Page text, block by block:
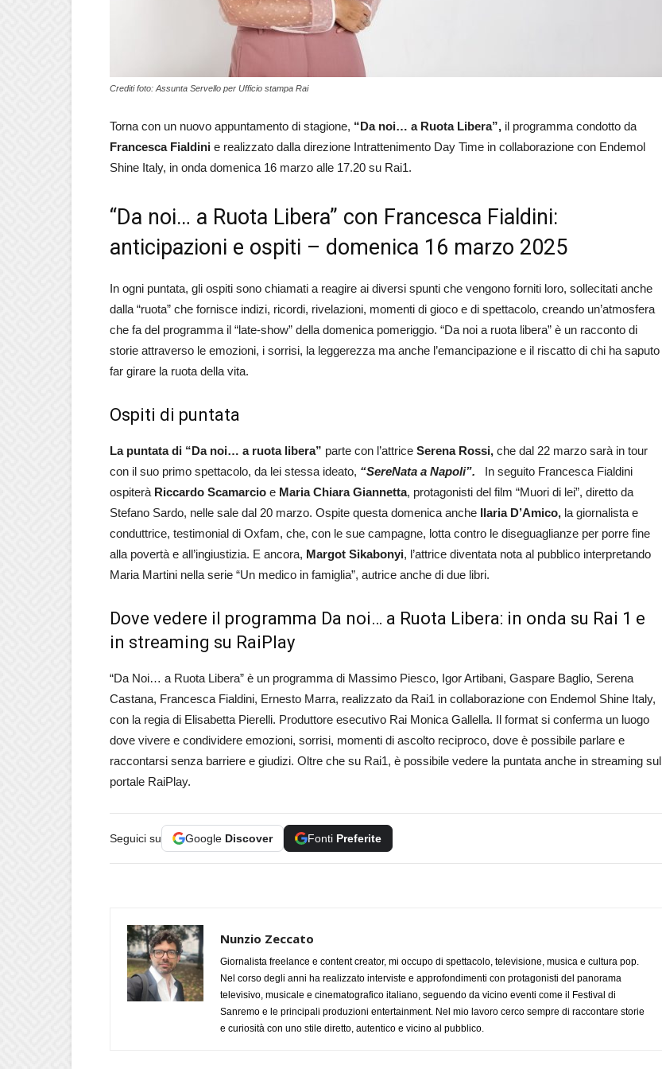
Crediti foto: Assunta Servello per Ufficio stampa Rai
Torna con un nuovo appuntamento di stagione, “Da noi… a Ruota Libera”, il programma condotto da
Francesca Fialdini e realizzato dalla direzione Intrattenimento Day Time in collaborazione con Endemol
Shine Italy, in onda domenica 16 marzo alle 17.20 su Rai1.
“Da noi… a Ruota Libera” con Francesca Fialdini:
anticipazioni e ospiti – domenica 16 marzo 2025
In ogni puntata, gli ospiti sono chiamati a reagire ai diversi spunti che vengono forniti loro, sollecitati anche
dalla “ruota” che fornisce indizi, ricordi, rivelazioni, momenti di gioco e di spettacolo, creando un’atmosfera
che fa del programma il “late-show” della domenica pomeriggio. “Da noi a ruota libera” è un racconto di
storie attraverso le emozioni, i sorrisi, la leggerezza ma anche l’emancipazione e il riscatto di chi ha saputo
far girare la ruota della vita.
Ospiti di puntata
La puntata di “Da noi… a ruota libera” parte con l’attrice Serena Rossi, che dal 22 marzo sarà in tour
con il suo primo spettacolo, da lei stessa ideato, “SereNata a Napoli”. In seguito Francesca Fialdini
ospiterà Riccardo Scamarcio e Maria Chiara Giannetta, protagonisti del film “Muori di lei”, diretto da
Stefano Sardo, nelle sale dal 20 marzo. Ospite questa domenica anche Ilaria D’Amico, la giornalista e
conduttrice, testimonial di Oxfam, che, con le sue campagne, lotta contro le diseguaglianze per porre fine
alla povertà e all’ingiustizia. E ancora, Margot Sikabonyi, l’attrice diventata nota al pubblico interpretando
Maria Martini nella serie “Un medico in famiglia”, autrice anche di due libri.
Dove vedere il programma Da noi… a Ruota Libera: in onda su Rai 1 e
in streaming su RaiPlay
“Da Noi… a Ruota Libera” è un programma di Massimo Piesco, Igor Artibani, Gaspare Baglio, Serena
Castana, Francesca Fialdini, Ernesto Marra, realizzato da Rai1 in collaborazione con Endemol Shine Italy,
con la regia di Elisabetta Pierelli. Produttore esecutivo Rai Monica Gallella. Il format si conferma un luogo
dove vivere e condividere emozioni, sorrisi, momenti di ascolto reciproco, dove è possibile parlare e
raccontarsi senza barriere e giudizi. Oltre che su Rai1, è possibile vedere la puntata anche in streaming sul
portale RaiPlay.
Seguici su Google Discover Fonti Preferite
Nunzio Zeccato
Giornalista freelance e content creator, mi occupo di spettacolo, televisione, musica e cultura pop.
Nel corso degli anni ha realizzato interviste e approfondimenti con protagonisti del panorama
televisivo, musicale e cinematografico italiano, seguendo da vicino eventi come il Festival di
Sanremo e le principali produzioni entertainment. Nel mio lavoro cerco sempre di raccontare storie
e curiosità con uno stile diretto, autentico e vicino al pubblico.